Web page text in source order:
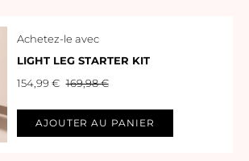
Achetez-le avec
LIGHT LEG STARTER KIT
154,99 € 169,98 €
AJOUTER AU PANIER